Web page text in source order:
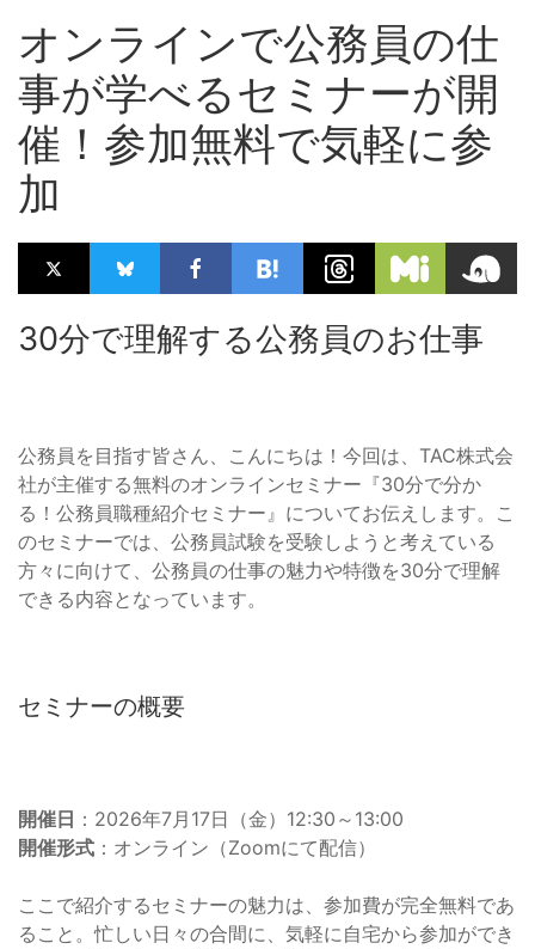
オンラインで公務員の仕
事が学べるセミナーが開
催！参加無料で気軽に参
加
30分で理解する公務員のお仕事
公務員を目指す皆さん、こんにちは！今回は、TAC株式会
社が主催する無料のオンラインセミナー『30分で分か
る！公務員職種紹介セミナー』についてお伝えします。こ
のセミナーでは、公務員試験を受験しようと考えている
方々に向けて、公務員の仕事の魅力や特徴を30分で理解
できる内容となっています。
セミナーの概要
開催日 ：2026年7月17日（金）12:30～13:00
開催形式 ：オンライン（Zoomにて配信）
ここで紹介するセミナーの魅力は、参加費が完全無料であ
ること。忙しい日々の合間に、気軽に自宅から参加ができ